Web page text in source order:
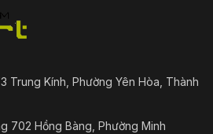
Trung Kính, Phường Yên Hòa, Thành
702 Hồng Bàng, Phường Minh